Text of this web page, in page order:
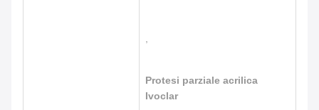
Protesi parziale acrilica
Ivoclar